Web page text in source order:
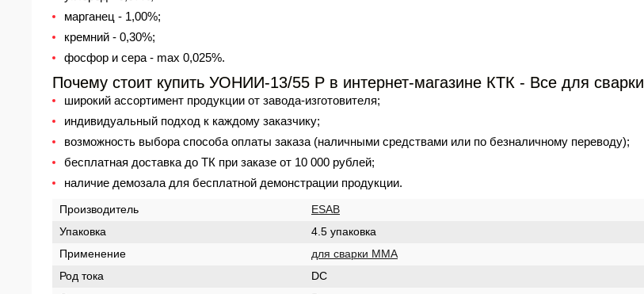
марганец - 1,00%;
кремний - 0,30%;
фосфор и сера - max 0,025%.
Почему стоит купить УОНИИ-13/55 Р в интернет-магазине КТК - Все для сварки
широкий ассортимент продукции от завода-изготовителя;
индивидуальный подход к каждому заказчику;
возможность выбора способа оплаты заказа (наличными средствами или по безналичному переводу);
бесплатная доставка до ТК при заказе от 10 000 рублей;
наличие демозала для бесплатной демонстрации продукции.
Производитель
ESAB
Упаковка
4.5 упаковка
Применение
для сварки MMA
Род тока
DC